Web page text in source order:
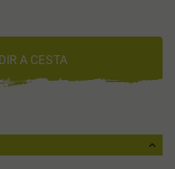
A CESTA